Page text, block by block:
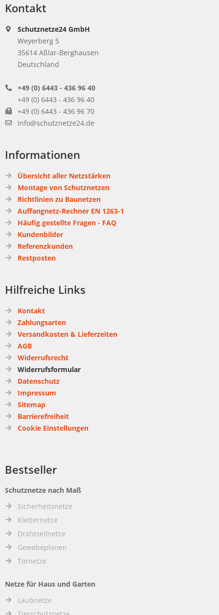
Kontakt
Schutznetze24 GmbH
Weyerberg 5
35614 Aßlar-Berghausen
Deutschland
+49 (0) 6443 - 436 96 40
+49 (0) 6443 - 436 96 40
+49 (0) 6443 - 436 96 70
info@schutznetze24.de
Informationen
Übersicht aller Netzstärken
Montage von Schutznetzen
Richtlinien zu Baunetzen
Auffangnetz-Rechner EN 1263-1
Häufig gestellte Fragen - FAQ
Kundenbilder
Referenzkunden
Restposten
Hilfreiche Links
Kontakt
Zahlungsarten
Versandkosten & Lieferzeiten
AGB
Widerrufsrecht
Widerrufsformular
Datenschutz
Impressum
Sitemap
Barrierefreiheit
Cookie Einstellungen
Bestseller
Schutznetze nach Maß
Sicherheitsnetze
Kletternetze
Drahtseilnetze
Gewebeplanen
Tornetze
Netze für Haus und Garten
Laubnetze